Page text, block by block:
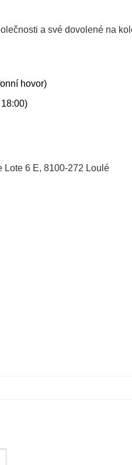
a své dovolené na
hovor)
6 E, 8100-272 Loulé